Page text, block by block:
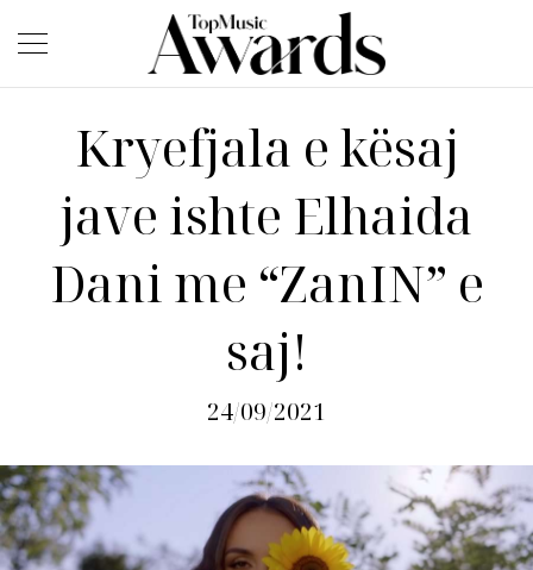
Kryefjala e kësaj
jave ishte Elhaida
Dani me “ZanIN” e
saj!
24/09/2021